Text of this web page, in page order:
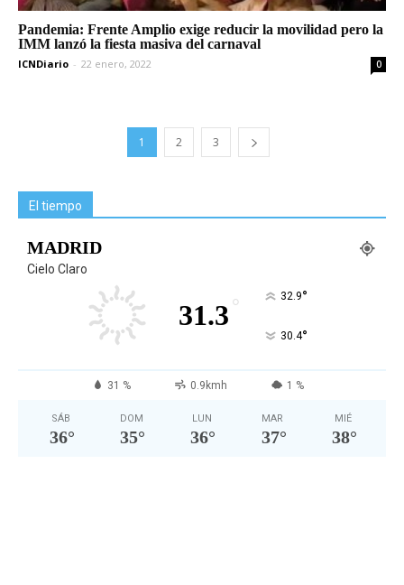
Pandemia: Frente Amplio exige reducir la movilidad pero la
IMM lanzó la fiesta masiva del carnaval
ICNDiario - 22 enero, 2022 0
1 2 3
El tiempo
MADRID
Cielo Claro
31.3 ° 32.9°
30.4°
31 % 0.9kmh 1 %
SÁB
36°
DOM
35°
LUN
36°
MAR
37°
MIÉ
38°